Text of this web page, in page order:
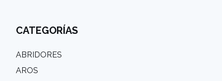
CATEGORÍAS
ABRIDORES
AROS